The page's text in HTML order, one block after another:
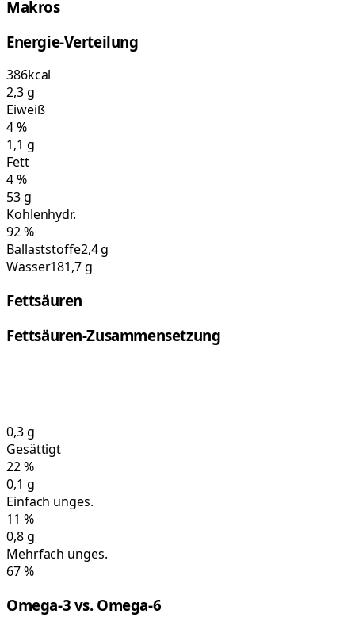
Makros
Energie-Verteilung
386kcal
2,3g
Eiweiß
4%
1,1 g
Fett
4%
53g
Kohlenhydr.
92%
Ballaststoffe2,4 g
Wasser181,7 g
Fettsäuren
Fettsäuren-Zusammensetzung
0,3g
Gesättigt
22%
0,1 g
Einfach unges.
11 %
0,8g
Mehrfach unges.
67%
Omega-3 vs. Omega-6